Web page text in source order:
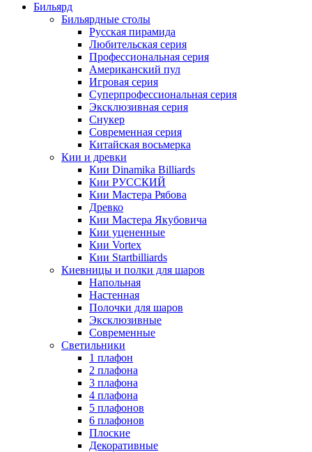
Бильярд
Бильярдные столы
Русская пирамида
Любительская серия
Профессиональная серия
Американский пул
Игровая серия
Суперпрофессиональная серия
Эксклюзивная серия
Снукер
Современная серия
Китайская восьмерка
Кии и древки
Кии Dinamika Billiards
Кии РУССКИЙ
Кии Мастера Рябова
Древко
Кии Мастера Якубовича
Кии уцененные
Кии Vortex
Кии Startbilliards
Киевницы и полки для шаров
Напольная
Настенная
Полочки для шаров
Эксклюзивные
Современные
Светильники
1 плафон
2 плафона
3 плафона
4 плафона
5 плафонов
6 плафонов
Плоские
Декоративные